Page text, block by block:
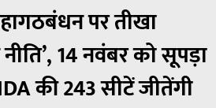
पर तीखा
14 नवंबर को सूपड़ा
की 243 सीटें जीतेंगी